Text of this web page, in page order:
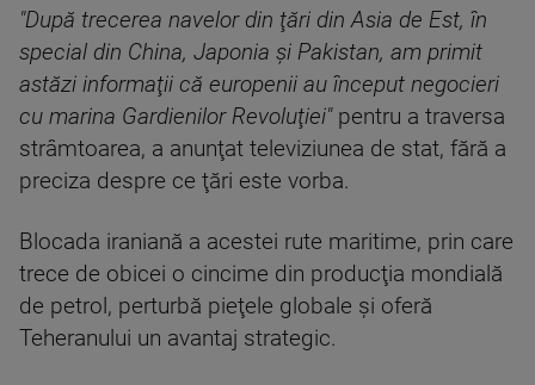
"După trecerea navelor din ţări din Asia de Est, în
special din China, Japonia şi Pakistan, am primit
astăzi informaţii că europenii au început negocieri
cu marina Gardienilor Revoluţiei"pentru a traversa
strâmtoarea, a anunţat televiziunea de stat, fără a
preciza despre ce ţări este vorba.
Blocada iraniană a acestei rute maritime, prin care
trece de obicei o cincime din producţia mondială
de petrol, perturbă pieţele globale şi oferă
Teheranului un avantaj strategic.